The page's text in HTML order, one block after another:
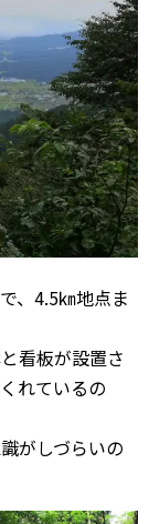
、4.5㎞地点ま
看板が設置さ
れているの
がしづらいの